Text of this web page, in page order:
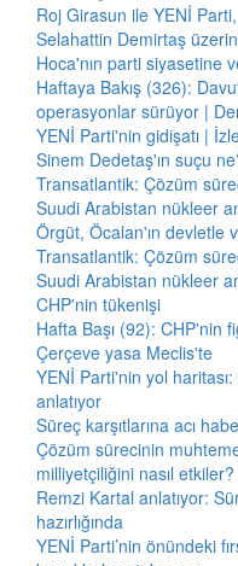
Roj Girasun ile YENİ
Selahattin Demirtaş
Hoca'nın parti siyasetine
Haftaya Bakış (326):
operasyonlar sürüyor |
YENİ Parti'nin gidişatı |
Sinem Dedetaş'ın suçu
Transatlantik: Çözüm
Suudi Arabistan nükleer
Örgüt, Öcalan'ın devletle
Transatlantik: Çözüm
Suudi Arabistan nükleer
CHP'nin tükenişi
Hafta Başı (92): CHP'nin
Çerçeve yasa Meclis'te
YENİ Parti'nin yol
anlatıyor
Süreç karşıtlarına acı
Çözüm sürecinin
milliyetçiliğini nasıl
Remzi Kartal anlatıyor:
hazırlığında
YENİ Parti’nin önündeki